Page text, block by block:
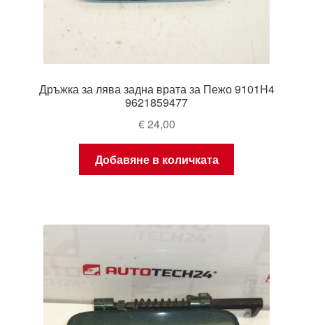
Дръжка за лява задна врата за Пежо 9101H4
9621859477
€24,00
Добавяне в количката